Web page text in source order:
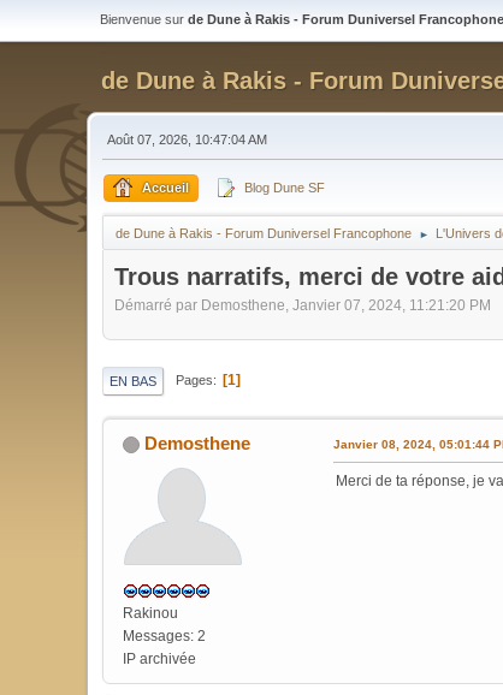
Bienvenue sur de Dune à Rakis - Forum Duniversel Francophone
de Dune à Rakis - Forum
Août 07, 2026, 10:47:04 AM
Accueil Blog Dune SF
de Dune à Rakis - Forum Duniversel Francophone ► L'Univers
Trous narratifs, merci de votre
Démarré par Demosthene, Janvier 07, 2024, 11:21:20 PM
EN BAS Pages 1
Demosthene
Rakinou
Messages: 2
IP archivée
Janvier 08, 2024, 05:01:44
Merci de ta réponse, je